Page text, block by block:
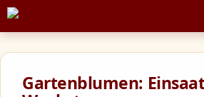
Zum
Inhalt
springen
Gartenblumen: